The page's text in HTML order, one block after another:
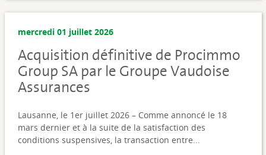
mercredi 01 juillet 2026
Acquisition définitive de Procimmo
Group SA par le Groupe Vaudoise
Assurances
Lausanne, le 1er juillet 2026 – Comme annoncé le 18
mars dernier et à la suite de la satisfaction des
conditions suspensives, la transaction entre...